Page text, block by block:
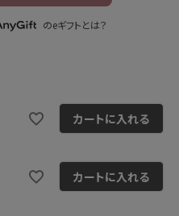
のeギフトとは？
カートに入れる
カートに入れる